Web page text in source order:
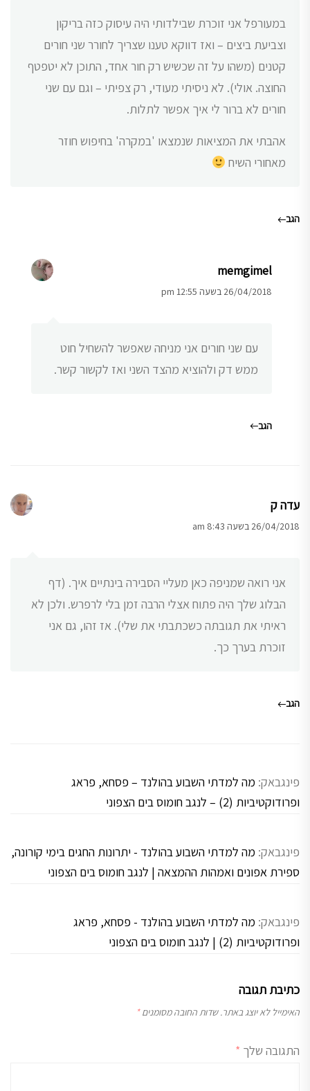
במעורפל אני זוכרת שבילדותי היה עיסוק כזה בריקון
וצביעת ביצים – ואז דווקא טענו שצריך לחורר שני חורים
קטנים (משהו על זה שכשיש רק חור אחד, התוכן לא יטפטף
החוצה. אולי). לא ניסיתי מעודי, רק צפיתי – וגם עם שני
חורים לא ברור לי איך אפשר לתלות.
אהבתי את המציאות שנמצאו 'במקרה' בחיפוש חוזר
מאחורי השיח
הגב
memgimel
26/04/2018 בשעה 12:55 pm
עם שני חורים אני מניחה שאפשר להשחיל חוט
ממש דק ולהוציא מהצד השני ואז לקשור קשר.
הגב
עדה ק
26/04/2018 בשעה 8:43 am
אני רואה שמניפה כאן מעליי הסבירה בינתיים איך. (דף
הבלוג שלך היה פתוח אצלי הרבה זמן בלי לרפרש. ולכן לא
ראיתי את תגובתה כשכתבתי את שלי). אז זהו, גם אני
זוכרת בערך כך.
הגב
פינגבאק: מה למדתי השבוע בהולנד – פסחא, פראג
ופרודוקטיביות (2) – לנגב חומוס בים הצפוני
פינגבאק: מה למדתי השבוע בהולנד - יתרונות החגים בימי קורונה,
ספירת אפונים ואמהות ההמצאה | לנגב חומוס בים הצפוני
פינגבאק: מה למדתי השבוע בהולנד - פסחא, פראג
ופרודוקטיביות (2) | לנגב חומוס בים הצפוני
כתיבת תגובה
האימייל לא יוצג באתר. שדות החובה מסומנים*
התגובה שלך *